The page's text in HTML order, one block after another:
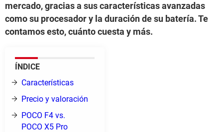
mercado, gracias a sus características avanzadas
como su procesador y la duración de su batería. Te
contamos esto, cuánto cuesta y más.
ÍNDICE
Características
Precio y valoración
POCO F4 vs.
POCO X5 Pro